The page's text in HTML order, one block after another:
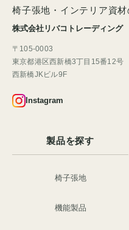
椅子張地・インテリア資材
株式会社リバコトレーディング
〒105-0003
東京都港区西新橋3丁目15番12号
西新橋JKビル9F
Instagram
製品を探す
椅子張地
機能製品